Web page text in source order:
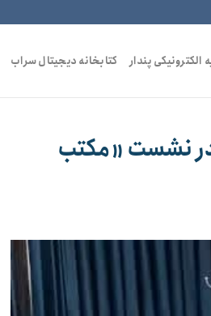
الکترونیکی پندار کتابخانه دیجیتال سراب
در نشست «مکتب